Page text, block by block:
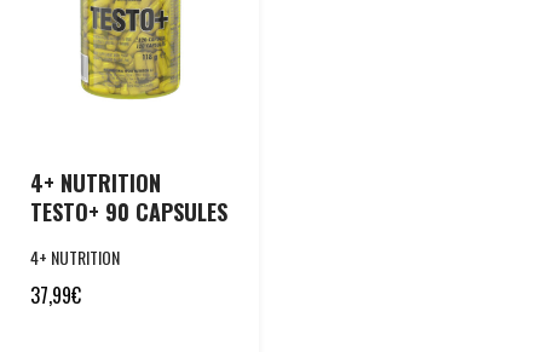
4+ NUTRITION
TESTO+ 90 CAPSULES
4+ NUTRITION
37,99€